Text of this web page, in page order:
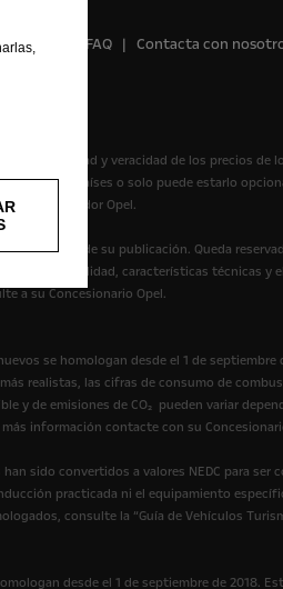
Reciclaje FAQ
Contacta con
exhaustividad y veracidad de los precios de
algunos países o solo puede estarlo
su Distribuidor Opel.
momento de su publicación. Queda
La disponibilidad, características técnicas y
a su Concesionario Opel.
se homologan desde el 1 de septiembre
realistas, las cifras de consumo de
y de emisiones de CO₂ pueden variar
información contacte con su
sido convertidos a valores NEDC para ser
practicada ni el equipamiento
consulte la “Guía de Vehículos
desde el 1 de septiembre de 2018.